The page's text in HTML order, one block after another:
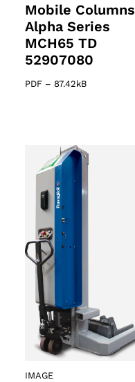
Mobile Columns
Alpha Series
MCH65 TD
52907080
PDF – 87.42kB
IMAGE